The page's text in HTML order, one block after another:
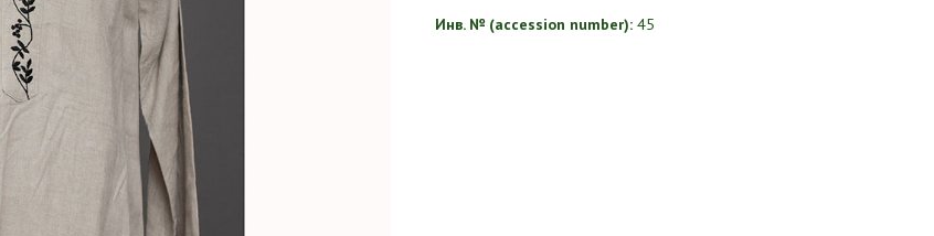
Инв. № (accession number): 45